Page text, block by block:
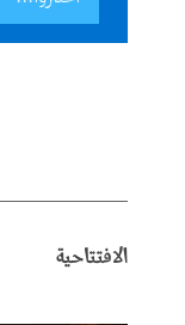
الافتتاحية